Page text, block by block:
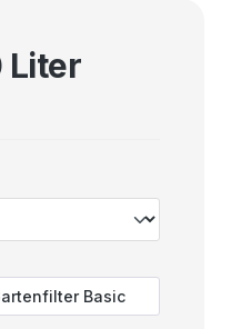
Liter
Basic